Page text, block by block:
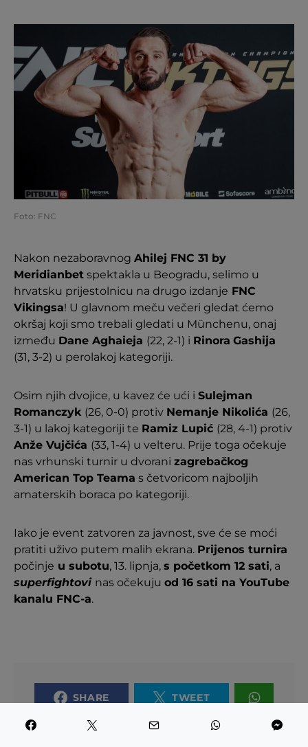
Foto: FNC
Nakon nezaboravnog Ahilej FNC 31 by
Meridianbet spektakla u Beogradu, selimo u
hrvatsku prijestolnicu na drugo izdanje FNC
Vikingsa! U glavnom meču večeri gledat ćemo
okršaj koji smo trebali gledati u Münchenu, onaj
između Dane Aghaieja (22, 2-1) i Rinora Gashija
(31, 3-2) u perolakoj kategoriji.
Osim njih dvojice, u kavez će ući i Sulejman
Romanczyk (26, 0-0) protiv Nemanje Nikolića (26,
3-1) u lakoj kategoriji te Ramiz Lupić (28, 4-1) protiv
Anže Vujčića (33, 1-4) u velteru. Prije toga očekuje
nas vrhunski turnir u dvorani zagrebačkog
American Top Teama s četvoricom najboljih
amaterskih boraca po kategoriji.
Iako je event zatvoren za javnost, sve će se moći
pratiti uživo putem malih ekrana. Prijenos turnira
počinje u subotu, 13. lipnja, s početkom 12 sati, a
superfightovi nas očekuju od 16 sati na YouTube
kanalu FNC-a.
SHARE TWEET